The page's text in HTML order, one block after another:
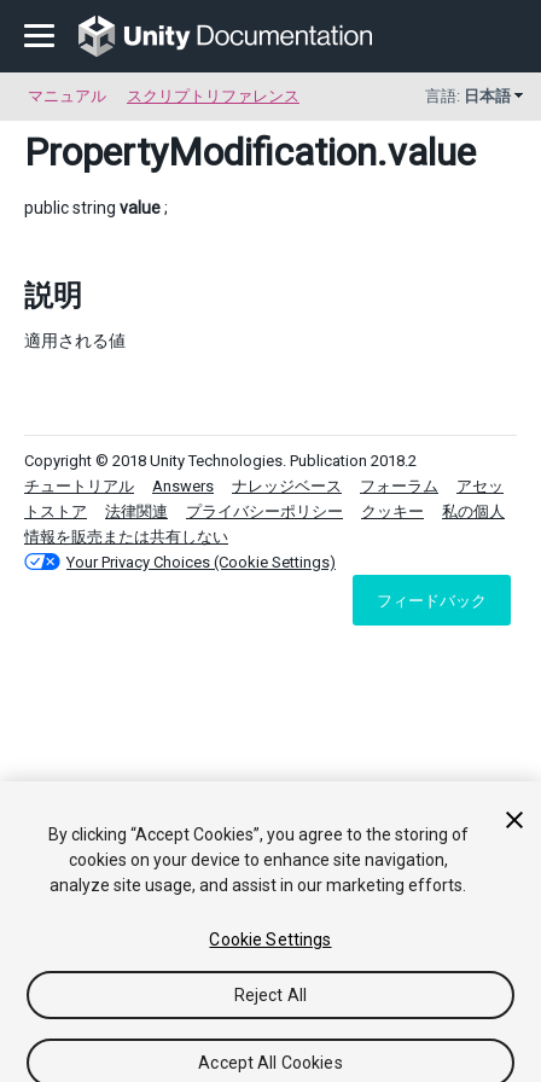
マニュアル スクリプトリファレンス 言語: 日本語
PropertyModification.value
public string value;
説明
適用される値
Copyright © 2018 Unity Technologies. Publication 2018.2
チュートリアル
Answers ナレッジベース フォーラム
アセッ
トストア
法律関連 プライバシーポリシー クッキー
私の個人
情報を販売または共有しない
Your Privacy Choices (Cookie Settings)
フィードバック
By clicking “Accept Cookies”, you agree to the storing of
cookies on your device to enhance site navigation,
analyze site usage, and assist in our marketing efforts.
Cookie Settings
Reject All
Accept All Cookies